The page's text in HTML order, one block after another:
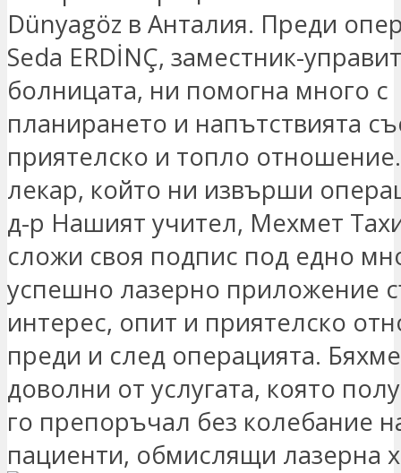
Dünyagöz в Анталия. Преди
Seda ERDİNÇ, заместник-
болницата, ни помогна много с
планирането и напътствията
приятелско и топло
лекар, който ни извърши
д-р Нашият учител, Мехмет
сложи своя подпис под едно
успешно лазерно приложение
интерес, опит и приятелско
преди и след операцията.
доволни от услугата, която
го препоръчал без колебание
пациенти, обмислящи лазерна